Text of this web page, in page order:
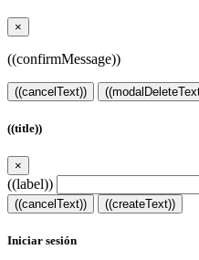
×
((confirmMessage))
((cancelText))
((title))
×
((label))
((cancelText)) ((createText))
Iniciar sesión